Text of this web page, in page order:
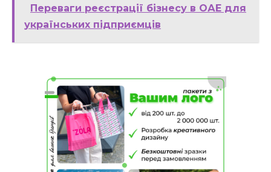
Переваги реєстрації бізнесу в ОАЕ для
українських підприємців